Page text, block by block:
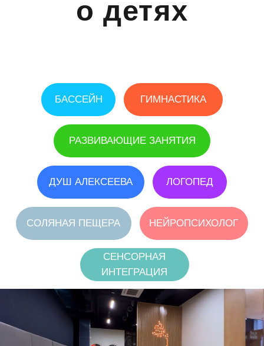
РАЗВИВАЮЩИЕ ЗАНЯТИЯ
СОЛЯНАЯ ПЕЩЕРА НЕЙРОПСИХОЛОГ
СЕНСОРНАЯ
ИНТЕГРАЦИЯ
5
ЗОН РАЗВИТИЯ РЕБЕНКА